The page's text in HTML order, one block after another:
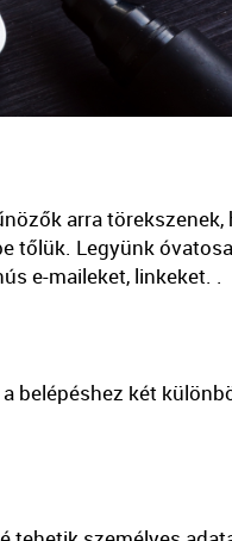
arra törekszenek,
tőlük. Legyünk
e-maileket, linkeket. .
belépéshez két